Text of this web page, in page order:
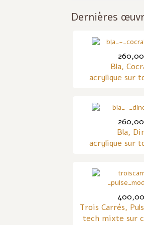
Dernières
Bla,
acrylique sur
Bla,
acrylique sur
Trois Carrés,
tech mixte sur